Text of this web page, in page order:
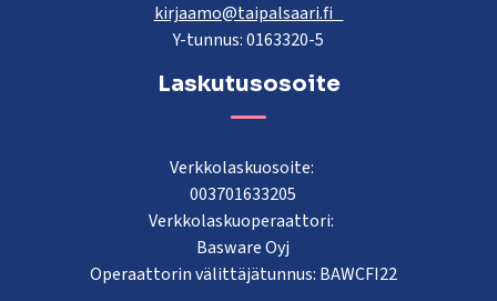
kirjaamo@taipalsaari.fi
Y-tunnus: 0163320-5
Laskutusosoite
Verkkolaskuosoite:
003701633205
Verkkolaskuoperaattori:
Basware Oyj
Operaattorin välittäjätunnus: BAWCFI22